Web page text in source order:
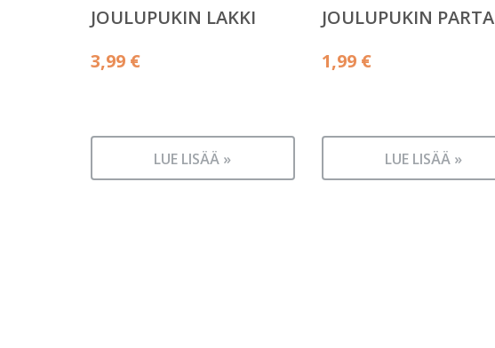
JOULUPUKIN LAKKI
3,99 €
LUE LISÄÄ »
JOULUPUKIN PARTA
1,99 €
LUE LISÄÄ »